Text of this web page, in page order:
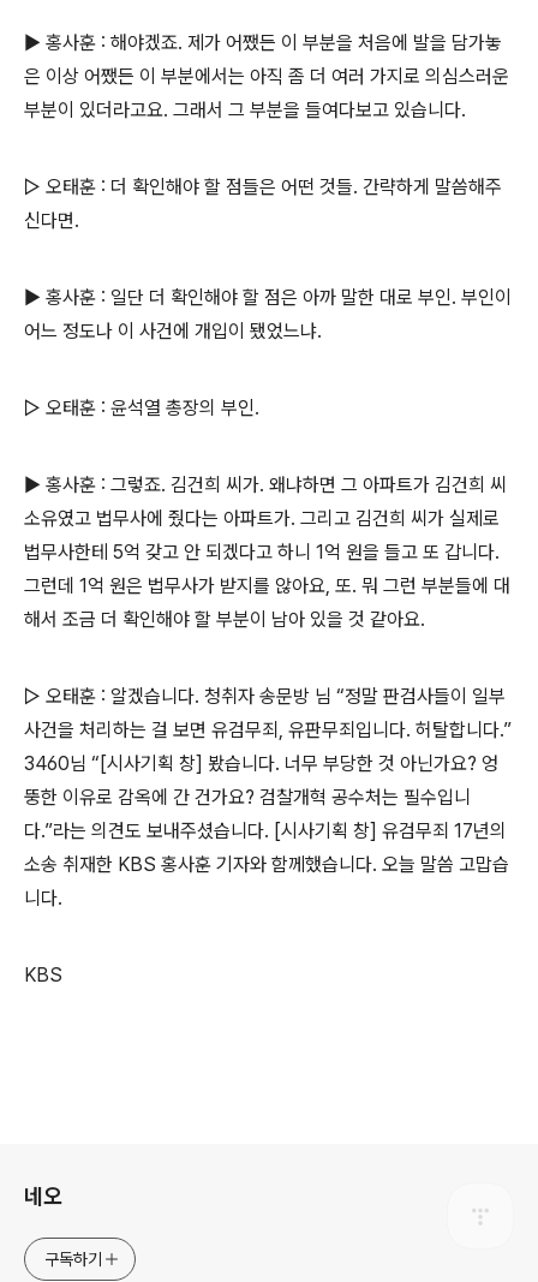
▶ 홍사훈 : 해야겠죠. 제가 어쨌든 이 부분을 처음에 발을 담가놓
은 이상 어쨌든 이 부분에서는 아직 좀 더 여러 가지로 의심스러운
부분이 있더라고요. 그래서 그 부분을 들여다보고 있습니다.
▷ 오태훈 : 더 확인해야 할 점들은 어떤 것들. 간략하게 말씀해주
신다면.
▶ 홍사훈 : 일단 더 확인해야 할 점은 아까 말한 대로 부인. 부인이
어느 정도나 이 사건에 개입이 됐었느냐.
▷ 오태훈 : 윤석열 총장의 부인.
▶ 홍사훈 : 그렇죠. 김건희 씨가. 왜냐하면 그 아파트가 김건희 씨
소유였고 법무사에 줬다는 아파트가. 그리고 김건희 씨가 실제로
법무사한테 5억 갖고 안 되겠다고 하니 1억 원을 들고 또 갑니다.
그런데 1억 원은 법무사가 받지를 않아요, 또. 뭐 그런 부분들에 대
해서 조금 더 확인해야 할 부분이 남아 있을 것 같아요.
▷ 오태훈 : 알겠습니다. 청취자 송문방 님 “정말 판검사들이 일부
사건을 처리하는 걸 보면 유검무죄, 유판무죄입니다. 허탈합니다.”
3460님 “[시사기획 창] 봤습니다. 너무 부당한 것 아닌가요? 엉
뚱한 이유로 감옥에 간 건가요? 검찰개혁 공수처는 필수입니
다.”라는 의견도 보내주셨습니다. [시사기획 창] 유검무죄 17년의
소송 취재한 KBS 홍사훈 기자와 함께했습니다. 오늘 말씀 고맙습
니다.
KBS
네오
구독하기